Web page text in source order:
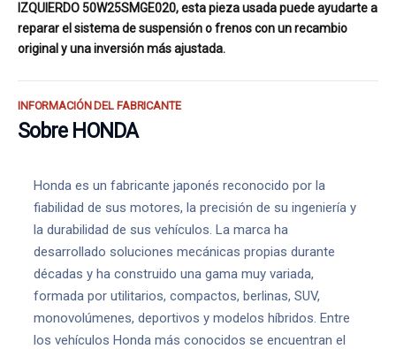
IZQUIERDO 50W25SMGE020, esta pieza usada puede ayudarte a
reparar el sistema de suspensión o frenos con un recambio
original y una inversión más ajustada.
INFORMACIÓN DEL FABRICANTE
Sobre HONDA
Honda es un fabricante japonés reconocido por la
fiabilidad de sus motores, la precisión de su ingeniería y
la durabilidad de sus vehículos. La marca ha
desarrollado soluciones mecánicas propias durante
décadas y ha construido una gama muy variada,
formada por utilitarios, compactos, berlinas, SUV,
monovolúmenes, deportivos y modelos híbridos. Entre
los vehículos Honda más conocidos se encuentran el